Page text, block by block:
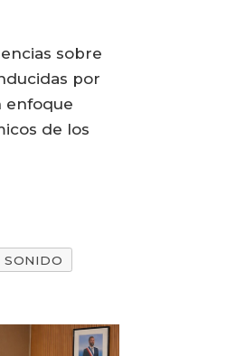
sobre
por
enfoque
de los
SONIDO